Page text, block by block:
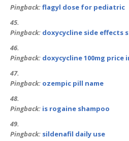
Pingback:flagyl dose for pediatric
Pingback: doxycycline side effects
Pingback: doxycycline 100mg price
Pingback: ozempic pill name
Pingback: is rogaine shampoo
Pingback: sildenafil daily use